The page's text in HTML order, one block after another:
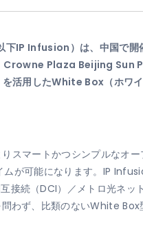
下IP Infusion）は、中国で
Crowne Plaza Beijing Sun
を活用したWhite Box（ホワ
マートかつシンプルなオー
が可能になります。IP
接続（DCI）／メトロ光ネッ
わず、比類のないWhite Box